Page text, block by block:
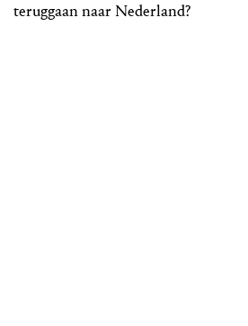
teruggaan naar Nederland?